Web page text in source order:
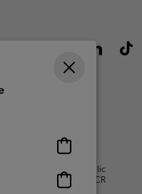
Public
CBCR
Achats
en
ligne
disponibles
Achats